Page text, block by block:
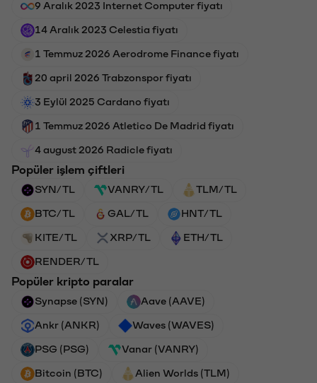
9 Aralık 2023 Internet Computer fiyatı
14 Aralık 2023 Celestia fiyatı
1 Temmuz 2026 Aerodrome Finance fiyatı
20 april 2026 Trabzonspor fiyatı
3 Eylül 2025 Cardano fiyatı
1 Temmuz 2026 Atletico De Madrid fiyatı
4 august 2026 Radicle fiyatı
Popüler işlem çiftleri
SYN/TL VANRY/TL TLM/TL
BTC/TL GAL/TL HNT/TL
KITE/TL XRP/TL ETH/TL
RENDER/TL
Popüler kripto paralar
Synapse (SYN) Aave (AAVE)
Ankr (ANKR) Waves (WAVES)
PSG (PSG) Vanar (VANRY)
Bitcoin (BTC) Alien Worlds (TLM)